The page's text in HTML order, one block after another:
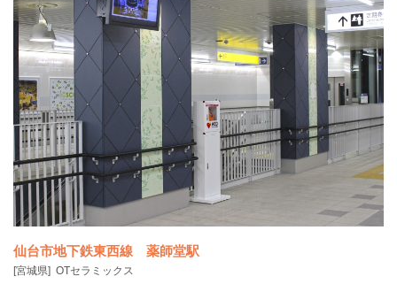
▶関連ニュース：仙台市地下鉄東西線開業｜陶板がお披露目されまし
た
仙台市地下鉄東西線 薬師堂駅
[宮城県] OTセラミックス